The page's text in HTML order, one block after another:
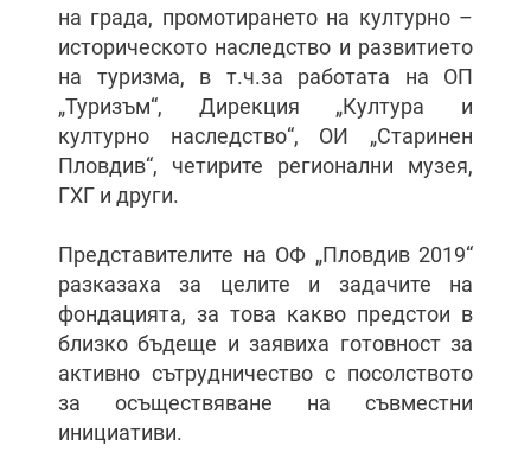
на града, промотирането на културно –
историческото наследство и развитието
на туризма, в т.ч.за работата на ОП
„Туризъм“, Дирекция „Култура и
културно наследство“, ОИ „Старинен
Пловдив“, четирите регионални музея,
ГХГ и други.
Представителите на ОФ „Пловдив 2019“
разказаха за целите и задачите на
фондацията, за това какво предстои в
близко бъдеще и заявиха готовност за
активно сътрудничество с посолството
за осъществяване на съвместни
инициативи.